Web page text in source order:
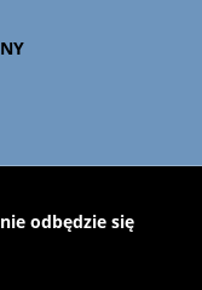
odbędzie się